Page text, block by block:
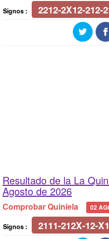
Signos : 2212-2X12-212-
Resultado de la La
Agosto de 2026
Comprobar Quiniela 02
Signos : 2111-212X-12-